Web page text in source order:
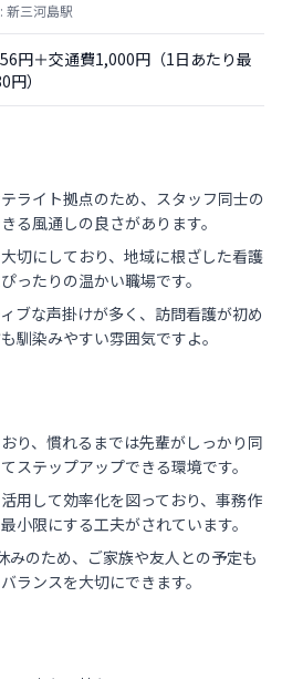
新三河島駅
円＋交通費1,000円（1日あたり最
）
ライト拠点のため、スタッフ同士の
る風通しの良さがあります。
切にしており、地域に根ざした看護
ったりの温かい職場です。
ブな声掛けが多く、訪問看護が初め
馴染みやすい雰囲気ですよ。
り、慣れるまでは先輩がしっかり同
ステップアップできる環境です。
用して効率化を図っており、事務作
小限にする工夫がされています。
みのため、ご家族や友人との予定も
ランスを大切にできます。